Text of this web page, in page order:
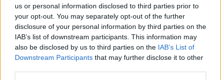
us or personal information disclosed to third parties prior to
your opt-out. You may separately opt-out of the further
disclosure of your personal information by third parties on the
IAB’s list of downstream participants. This information may
also be disclosed by us to third parties on the IAB’s List of
Downstream Participants that may further disclose it to other
Il mirtillo nero e le proprietà
contro la cistite